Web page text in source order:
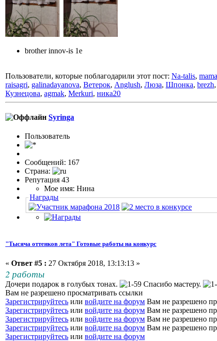
brother innov-is 1e
Пользователи, которые поблагодарили этот пост: Na-talis,
raisagri, galinadayanova, Ветерок, Anglush, Люза, Шпонка, brezh
Кузнецова, agmak, Merkuri, ника20
Syringa
Пользовaтeль
Сообщений: 167
Страна:
Репутация 43
Мое имя: Нина
Награды
"Тысяча оттенков лета" Готовые работы на конкурс
« Ответ #5 : 27 Октября 2018, 13:13:13 »
2 работы
Дочери подарок в голубых тонах.
Спасибо мастеру.
Вам не разрешено просматривать ссылки
Зарегистрируйтесь или войдите на форум Вам не разрешено
Зарегистрируйтесь или войдите на форум Вам не разрешено
Зарегистрируйтесь или войдите на форум Вам не разрешено
Зарегистрируйтесь или войдите на форум Вам не разрешено
Зарегистрируйтесь или войдите на форум